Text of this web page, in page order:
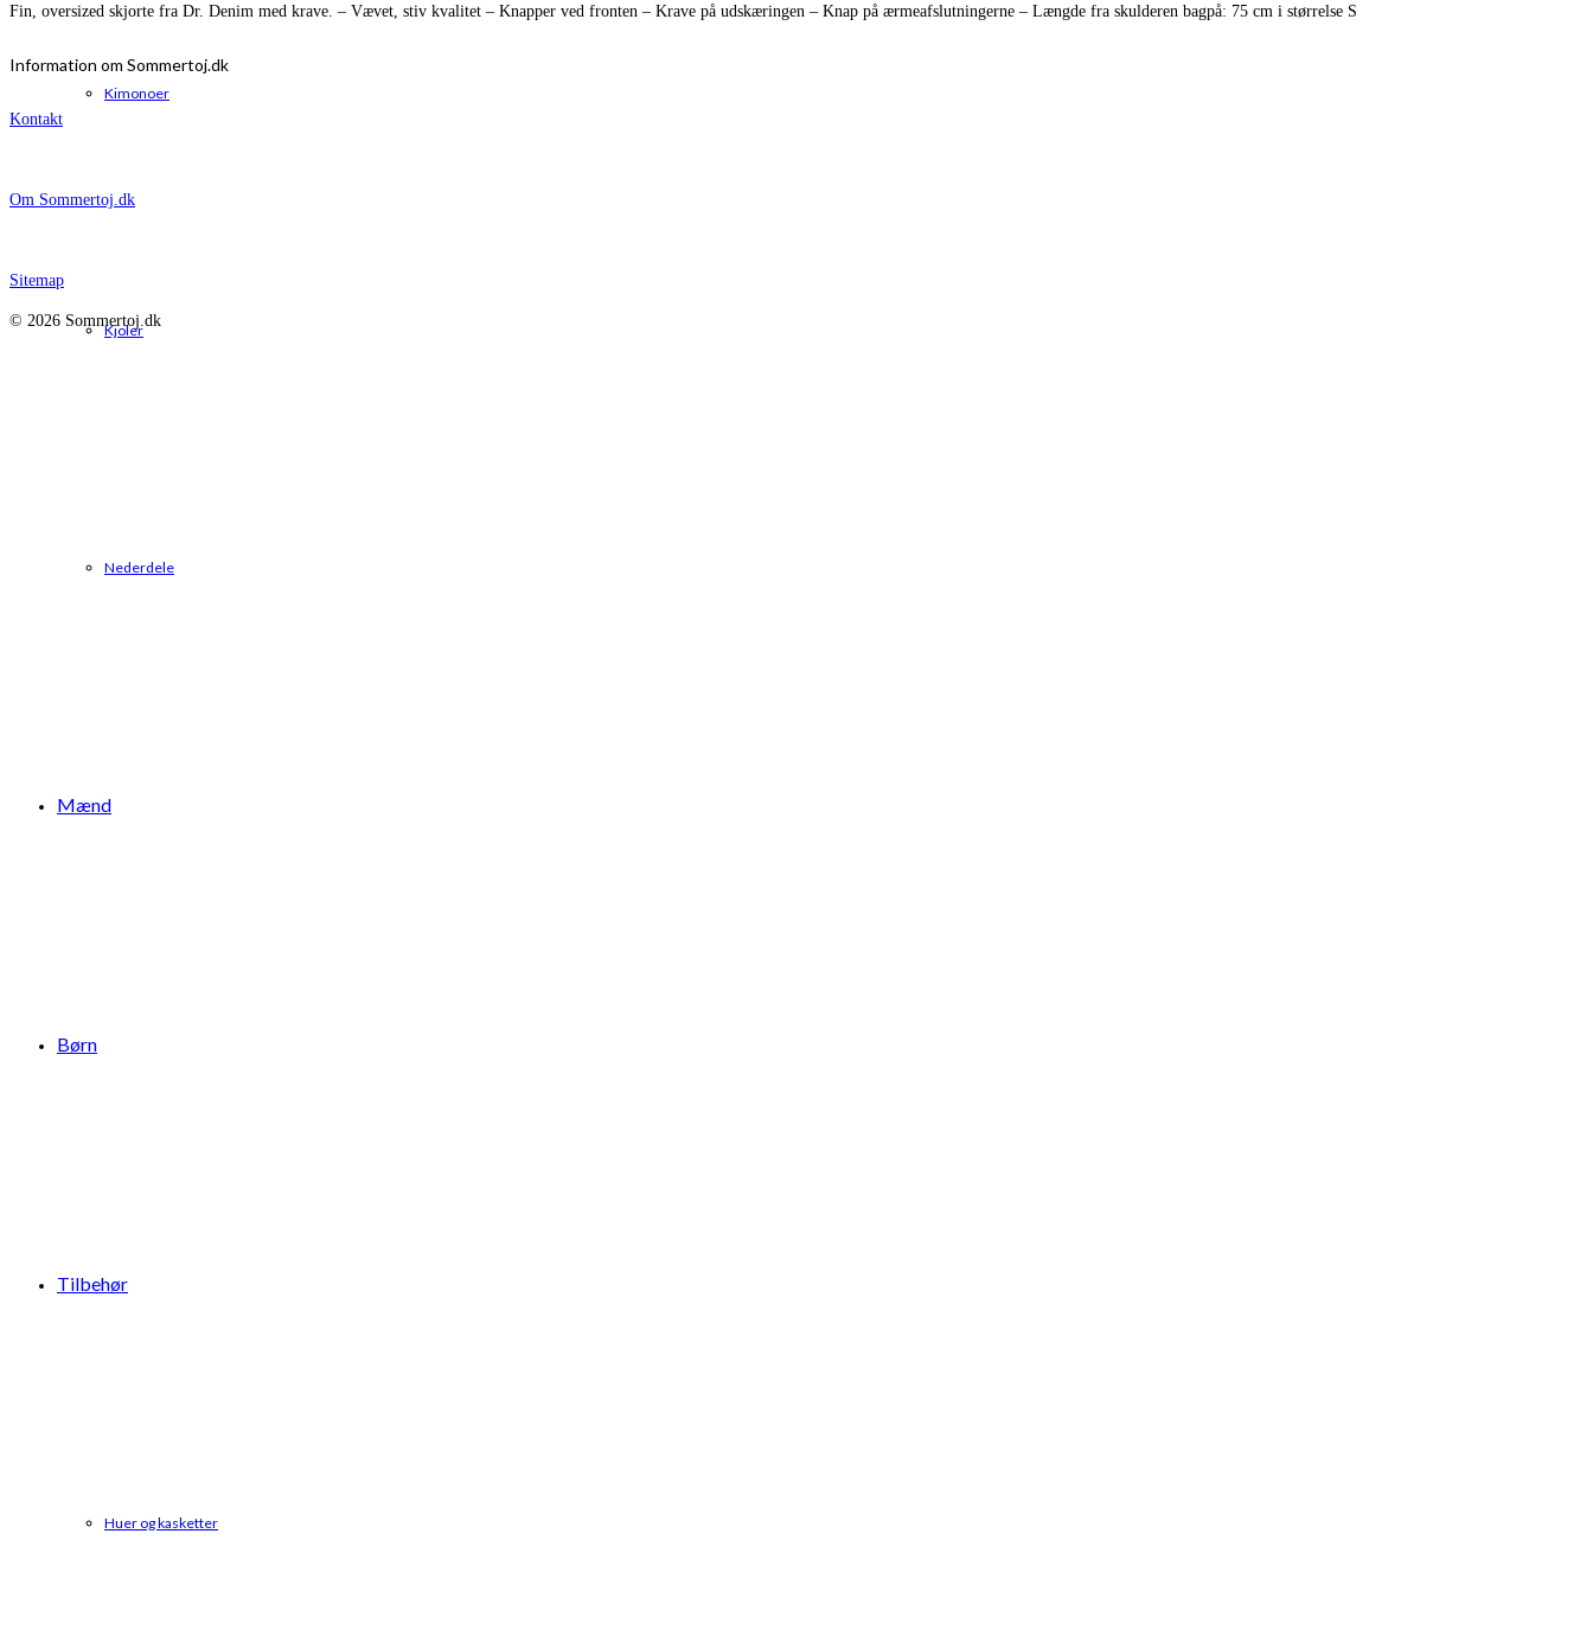
Kimonoer
Kjoler
Nederdele
Mænd
Børn
Tilbehør
Huer og kasketter
Fin, oversized skjorte fra Dr. Denim med krave. – Vævet, stiv kvalitet – Knapper ved fronten – Krave på udskæringen – Knap på ærmeafslutningerne – Længde fra skulderen bagpå: 75 cm i størrelse S
Information om Sommertoj.dk
Kontakt
Om Sommertoj.dk
Sitemap
© 2026 Sommertoj.dk